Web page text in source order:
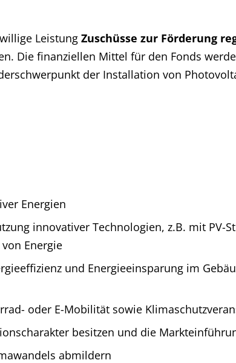
LeistungZuschüsse zur Förderung
Die finanziellen Mittel für den Fonds
der Installation von
Energien
innovativer Technologien, z.B. mit PV-
Energie
und Energieeinsparung im
oder E-Mobilität sowie
besitzen und die
abmildern